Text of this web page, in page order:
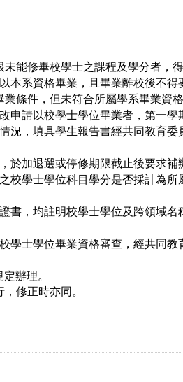
能修畢校學士之課程及學分者，
本系資格畢業，且畢業離校後不得
條件，但未符合所屬學系畢業資
申請以校學士學位畢業者，第一學
況，填具學生報告書經共同教育委
於加退選或停修期限截止後要求補
校學士學位科目學分是否採計為所
書，均註明校學士學位及跨領域名
學士學位畢業資格審查，經共同教
定辦理。
，修正時亦同 。